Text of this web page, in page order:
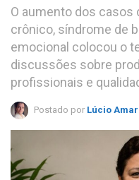
O aumento dos casos
crônico, síndrome de
emocional colocou o
discussões sobre
profissionais e
Postado por Lúcio